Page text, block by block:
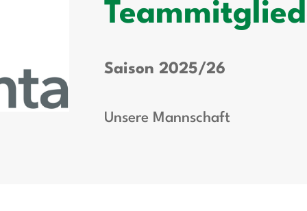
Saison 2025/26
Unsere Mannschaft